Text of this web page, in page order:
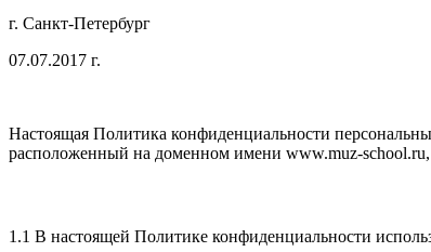
г. Санкт-Петербург
07.07.2017 г.
Настоящая Политика конфиденциальности
расположенный на доменном имени www.muz-school.ru,
1.1 В настоящей Политике конфиденциальности